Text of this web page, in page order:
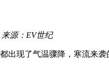
来源：EV世纪
现了气温骤降，寒流来袭